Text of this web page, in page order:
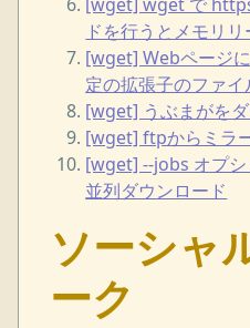
ドを行うとメモリリ
[wget] Webページ
定の拡張子のファ
[wget] うぶまがを
[wget] ftpからミラ
[wget] --jobs オプ
並列ダウンロード
ソーシャ
ーク